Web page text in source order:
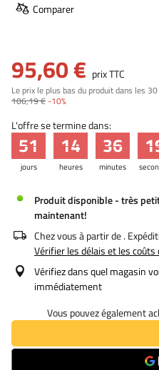
Comparer
95,60 € prix TTC
Le prix le plus bas du produit dans les
106,19 €-10%
L'offre se termine dans:
jours
51
heures
14
minutes
36
Produit disponible - très
maintenant!
Chez vous à partir de.
Vérifier les délais et les coûts
Vérifiez dans quel magasin
immédiatement
Vous pouvez également